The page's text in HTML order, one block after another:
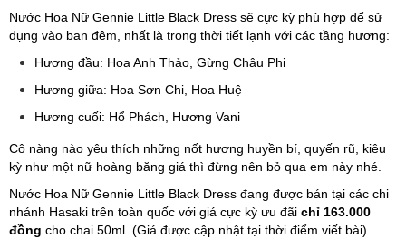
Nước Hoa Nữ Gennie Little Black Dress sẽ cực kỳ phù hợp để sử
dụng vào ban đêm, nhất là trong thời tiết lạnh với các tầng hương:
Hương đầu: Hoa Anh Thảo, Gừng Châu Phi
Hương giữa: Hoa Sơn Chi, Hoa Huệ
Hương cuối: Hổ Phách, Hương Vani
Cô nàng nào yêu thích những nốt hương huyền bí, quyến rũ, kiêu
kỳ như một nữ hoàng băng giá thì đừng nên bỏ qua em này nhé.
Nước Hoa Nữ Gennie Little Black Dress đang được bán tại các chi
nhánh Hasaki trên toàn quốc với giá cực kỳ ưu đãi chỉ 163.000
đồng cho chai 50ml. (Giá được cập nhật tại thời điểm viết bài)